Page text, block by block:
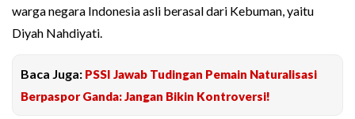
warga negara Indonesia asli berasal dari Kebuman, yaitu
Diyah Nahdiyati.
Baca Juga: PSSI Jawab Tudingan Pemain Naturalisasi
Berpaspor Ganda: Jangan Bikin Kontroversi!